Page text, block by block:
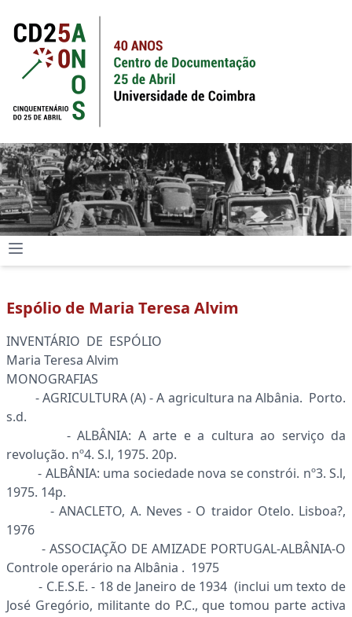
Espólio de Maria Teresa Alvim
INVENTÁRIO DE ESPÓLIO
Maria Teresa Alvim
MONOGRAFIAS
- AGRICULTURA (A) - A agricultura na Albânia. Porto.
s.d.
- ALBÂNIA: A arte e a cultura ao serviço da
revolução. nº4. S.l, 1975. 20p.
- ALBÂNIA: uma sociedade nova se constrói. nº3. S.l,
1975. 14p.
- ANACLETO, A. Neves - O traidor Otelo. Lisboa?,
1976
- ASSOCIAÇÃO DE AMIZADE PORTUGAL-ALBÂNIA-O
Controle operário na Albânia . 1975
- C.E.S.E. - 18 de Janeiro de 1934 (inclui um texto de
José Gregório, militante do P.C., que tomou parte activa